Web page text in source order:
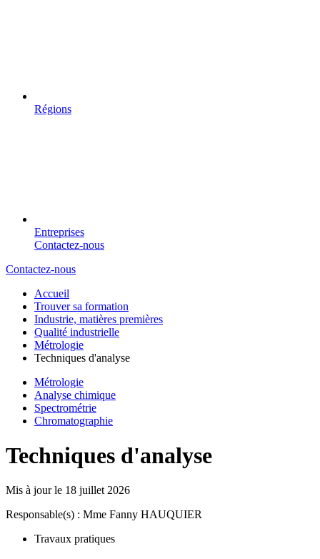
Régions
Entreprises
Contactez-nous
Contactez-nous
Accueil
Trouver sa formation
Industrie, matières premières
Qualité industrielle
Métrologie
Techniques d'analyse
Métrologie
Analyse chimique
Spectrométrie
Chromatographie
Techniques d'analyse
Mis à jour le 18 juillet 2026
Responsable(s) : Mme Fanny HAUQUIER
Travaux pratiques